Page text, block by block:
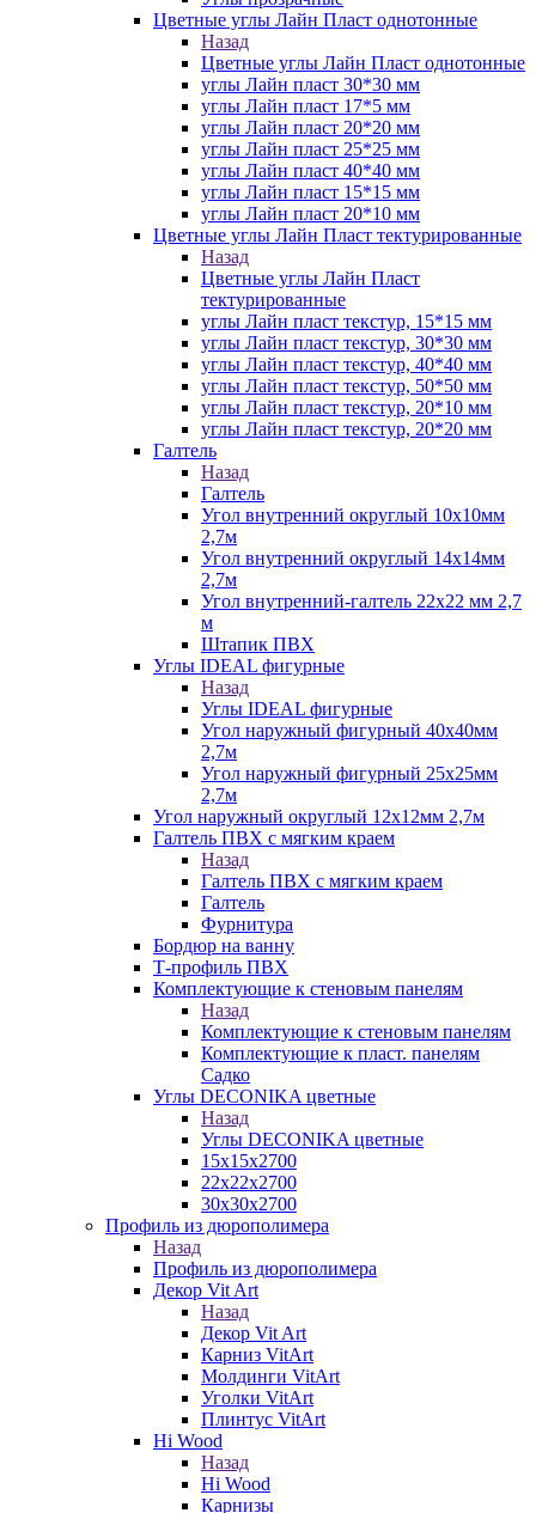
Цветные углы Лайн Пласт однотонные
Назад
Цветные углы Лайн Пласт однотонные
углы Лайн пласт 30*30 мм
углы Лайн пласт 17*5 мм
углы Лайн пласт 20*20 мм
углы Лайн пласт 25*25 мм
углы Лайн пласт 40*40 мм
углы Лайн пласт 15*15 мм
углы Лайн пласт 20*10 мм
Цветные углы Лайн Пласт тектурированные
Назад
Цветные углы Лайн Пласт
тектурированные
углы Лайн пласт текстур, 15*15 мм
углы Лайн пласт текстур, 30*30 мм
углы Лайн пласт текстур, 40*40 мм
углы Лайн пласт текстур, 50*50 мм
углы Лайн пласт текстур, 20*10 мм
углы Лайн пласт текстур, 20*20 мм
Галтель
Назад
Галтель
Угол внутренний округлый 10х10мм
2,7м
Угол внутренний округлый 14х14мм
2,7м
Угол внутренний-галтель 22х22 мм 2,7
м
Штапик ПВХ
Углы IDEAL фигурные
Назад
Углы IDEAL фигурные
Угол наружный фигурный 40х40мм
2,7м
Угол наружный фигурный 25х25мм
2,7м
Угол наружный округлый 12х12мм 2,7м
Галтель ПВХ с мягким краем
Назад
Галтель ПВХ с мягким краем
Галтель
Фурнитура
Бордюр на ванну
Т-профиль ПВХ
Комплектующие к стеновым панелям
Назад
Комплектующие к стеновым панелям
Комплектующие к пласт. панелям
Садко
Углы DECONIKA цветные
Назад
Углы DECONIKA цветные
15х15х2700
22х22х2700
30х30х2700
Профиль из дюрополимера
Назад
Профиль из дюрополимера
Декор Vit Art
Назад
Декор Vit Art
Карниз VitArt
Молдинги VitArt
Уголки VitArt
Плинтус VitArt
Hi Wood
Назад
Hi Wood
Карнизы